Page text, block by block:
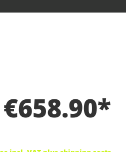
€658.90*